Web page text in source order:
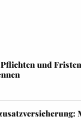
und